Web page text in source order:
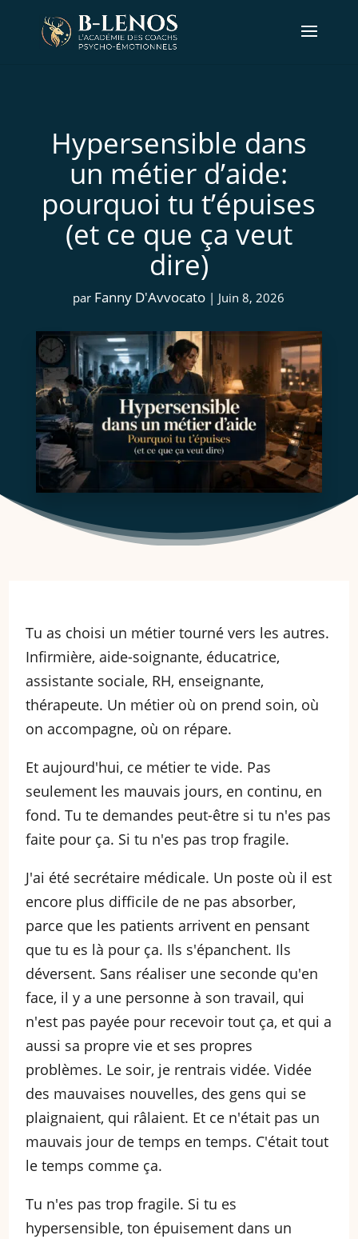
Hypersensible dans
un métier d’aide:
pourquoi tu t’épuises
(et ce que ça veut
dire)
par Fanny D'Avvocato | Juin 8, 2026
Tu as choisi un métier tourné vers les autres.
Infirmière, aide-soignante, éducatrice,
assistante sociale, RH, enseignante,
thérapeute. Un métier où on prend soin, où
on accompagne, où on répare.
Et aujourd'hui, ce métier te vide. Pas
seulement les mauvais jours, en continu, en
fond. Tu te demandes peut-être si tu n'es pas
faite pour ça. Si tu n'es pas trop fragile.
J'ai été secrétaire médicale. Un poste où il est
encore plus difficile de ne pas absorber,
parce que les patients arrivent en pensant
que tu es là pour ça. Ils s'épanchent. Ils
déversent. Sans réaliser une seconde qu'en
face, il y a une personne à son travail, qui
n'est pas payée pour recevoir tout ça, et qui a
aussi sa propre vie et ses propres
problèmes. Le soir, je rentrais vidée. Vidée
des mauvaises nouvelles, des gens qui se
plaignaient, qui râlaient. Et ce n'était pas un
mauvais jour de temps en temps. C'était tout
le temps comme ça.
Tu n'es pas trop fragile. Si tu es
hypersensible, ton épuisement dans un